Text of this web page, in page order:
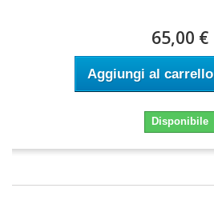
65,00 €
Aggiungi al carrello
Disponibile